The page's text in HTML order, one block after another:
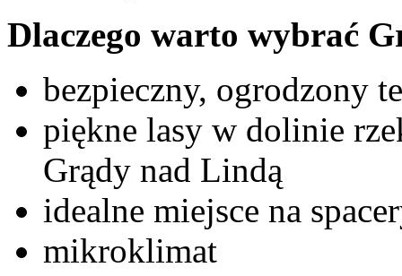
Dlaczego warto wybrać
bezpieczny, ogrodzony
piękne lasy w dolinie
Grądy nad Lindą
idealne miejsce na
mikroklimat